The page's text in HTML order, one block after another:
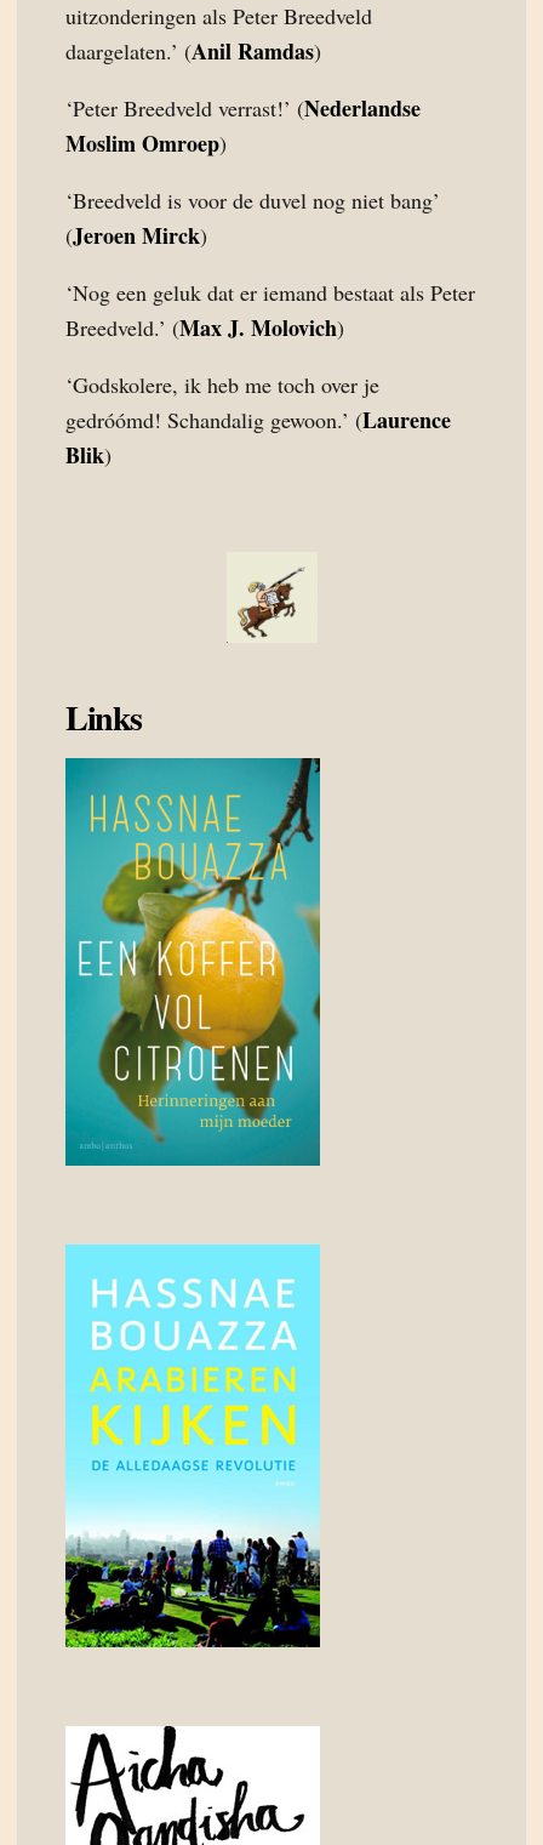
uitzonderingen als Peter Breedveld
daargelaten.’ (Anil Ramdas)
‘Peter Breedveld verrast!’ (Nederlandse
Moslim Omroep)
‘Breedveld is voor de duvel nog niet bang’
(Jeroen Mirck)
‘Nog een geluk dat er iemand bestaat als Peter
Breedveld.’ (Max J. Molovich)
‘Godskolere, ik heb me toch over je
gedróómd! Schandalig gewoon.’ (Laurence
Blik)
Links